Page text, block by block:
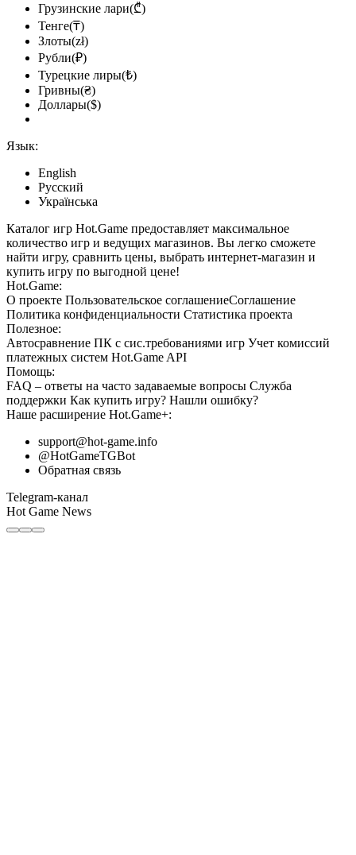
Грузинские лари(₾)
Тенге(₸)
Злоты(zł)
Рубли(₽)
Турецкие лиры(₺)
Гривны(₴)
Доллары($)
Язык:
English
Русский
Українська
Каталог игр Hot.Game предоставляет максимальное
количество игр и ведущих магазинов. Вы легко сможете
найти игру, сравнить цены, выбрать интернет-магазин и
купить игру по выгодной цене!
Hot.Game:
О проекте Пользовательское соглашениеСоглашение
Политика конфиденциальности Статистика проекта
Полезное:
Автосравнение ПК с сис.требованиями игр Учет комиссий
платежных систем Hot.Game API
Помощь:
FAQ – ответы на часто задаваемые вопросы Служба
поддержки Как купить игру? Нашли ошибку?
Наше расширение Hot.Game+:
support@hot-game.info
@HotGameTGBot
Обратная связь
Telegram-канал
Hot Game News